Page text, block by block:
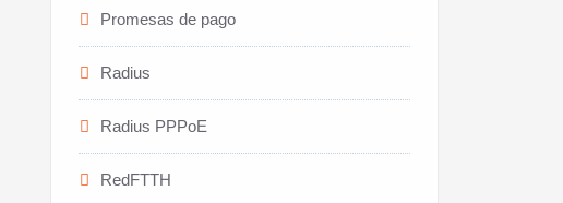
Promesas de pago
Radius
Radius PPPoE
RedFTTH